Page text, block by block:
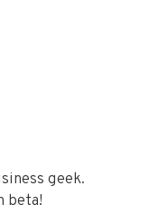
geek.
beta!